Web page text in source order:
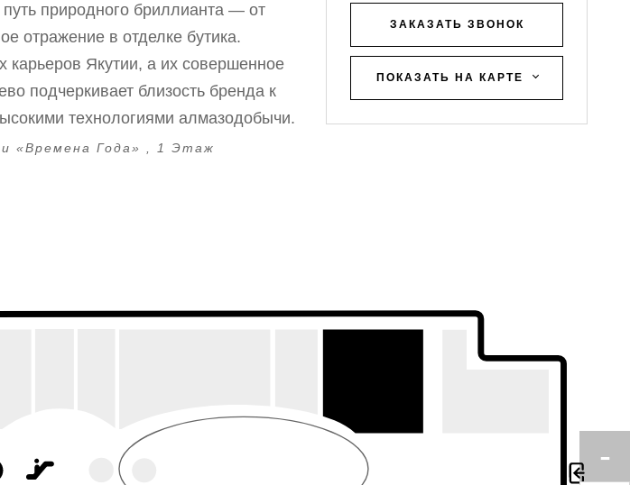
природного бриллианта — от
отражение в отделке бутика.
карьеров Якутии, а их совершенное
подчеркивает близость бренда к
технологиями алмазодобычи.
«Времена Года» , 1 Этаж
ЗАКАЗАТЬ ЗВОНОК
ПОКАЗАТЬ НА КАРТЕ
-